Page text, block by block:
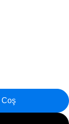
MTB Trail
Tricou Leatt
Coş